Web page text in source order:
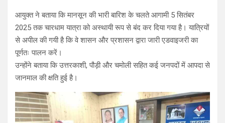
आयुक्त ने बताया कि मानसून की भारी बारिश के चलते आगामी 5 सितंबर
2025 तक चारधाम यात्रा को अस्थायी रूप से बंद कर दिया गया है। यात्रियों
से अपील की गयी है कि वे शासन और प्रशासन द्वारा जारी एडवाइजरी का
पूर्णतः पालन करें।
उन्होंने बताया कि उत्तरकाशी, पौड़ी और चमोली सहित कई जनपदों में आपदा से
जानमाल की क्षति हुई है।